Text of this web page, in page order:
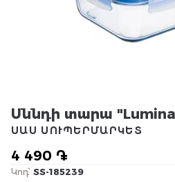
Սննդի տարա
4 490 ֏
ՍԱՍ ՍՈՒՊԵՐՄԱՐԿԵՏ
Կոդ՝ SS-185239